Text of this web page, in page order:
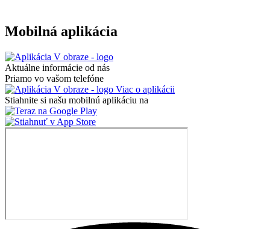
Mobilná aplikácia
Aktuálne informácie od nás
Priamo vo vašom telefóne
Viac o aplikácii
Stiahnite si našu mobilnú aplikáciu na